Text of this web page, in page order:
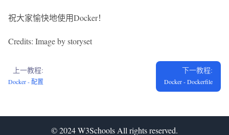
祝大家愉快地使用Docker！
Credits: Image by storyset
上一教程:
Docker - 配置
下一教程:
Docker - Dockerfile
© 2024W3Schools All rights reserved.